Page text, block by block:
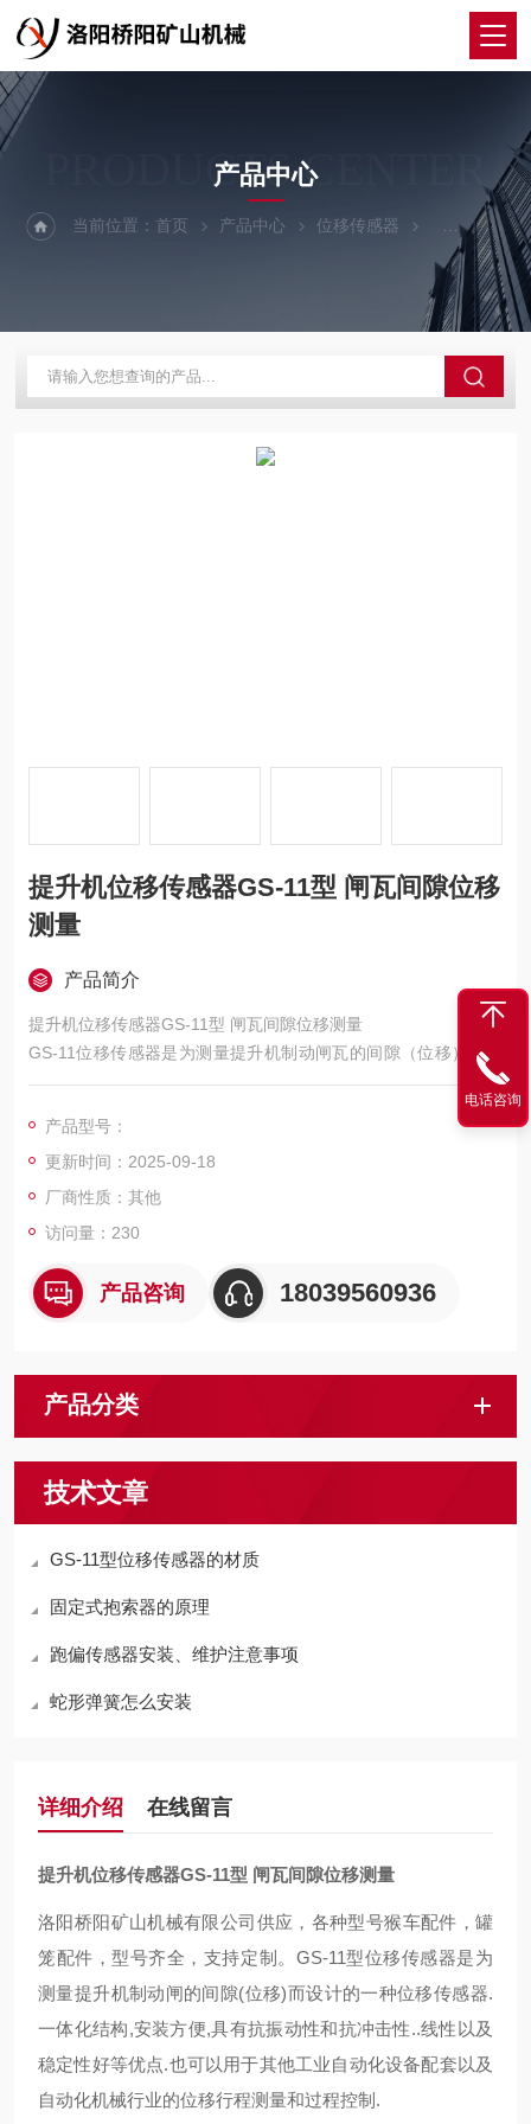
PRODUCTS CENTER
产品中心
当前位置：首页 产品中心 位移传感器 GS-11型
提升机位移传感器GS-11型 闸瓦间隙位移
测量
产品简介
提升机位移传感器GS-11型 闸瓦间隙位移测量
GS-11位移传感器是为测量提升机制动闸瓦的间隙（位移）而设
计的一种传感器。其外形为铝合金材质，一体化结构，安装方
便，应用于工业自动化设备配套及机械行业的位移测量和过程控
制。
产品型号：
更新时间：2025-09-18
厂商性质：其他
访问量：230
产品咨询 18039560936
产品分类
技术文章
GS-11型位移传感器的材质
固定式抱索器的原理
跑偏传感器安装、维护注意事项
蛇形弹簧怎么安装
详细介绍 在线留言
提升机位移传感器GS-11型 闸瓦间隙位移测量
洛阳桥阳矿山机械有限公司供应，各种型号猴车配件，罐
笼配件，型号齐全，支持定制。GS-11型位移传感器是为
测量提升机制动闸的间隙(位移)而设计的一种位移传感器.
一体化结构,安装方便,具有抗振动性和抗冲击性..线性以及
稳定性好等优点.也可以用于其他工业自动化设备配套以及
自动化机械行业的位移行程测量和过程控制.
电话咨询